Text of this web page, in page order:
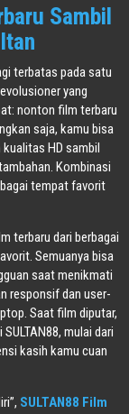
Sambil
terbatas pada satu
yang
nonton film terbaru
saja, kamu bisa
HD sambil
Kombinasi
tempat favorit
terbaru dari berbagai
Semuanya bisa
saat menikmati
responsif dan user-
Saat film diputar,
mulai dari
kasih kamu cuan
SULTAN88 Film